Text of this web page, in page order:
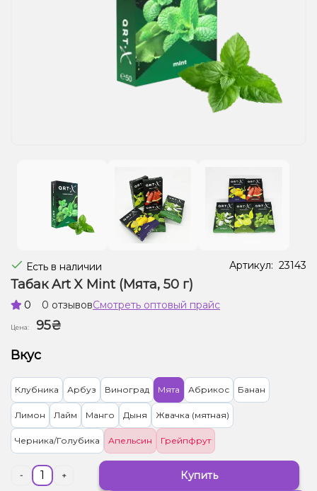
Жидкости для электронных сигарет
Подарочные наборы
Есть в наличии Артикул: 23143
Табак Art X Mint (Мята, 50 г)
0 0 отзывовСмотреть оптовый прайс
Цена:
95₴
Вкус
Клубника Арбуз Виноград Мята Абрикос Банан
Лимон Лайм Манго Дыня Жвачка (мятная)
Черника/Голубика Апельсин Грейпфрут
- + Купить